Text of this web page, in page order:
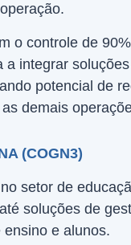
o controle de
a integrar
potencial de
demais
(COGN3)
setor de
soluções de
ensino e alunos.